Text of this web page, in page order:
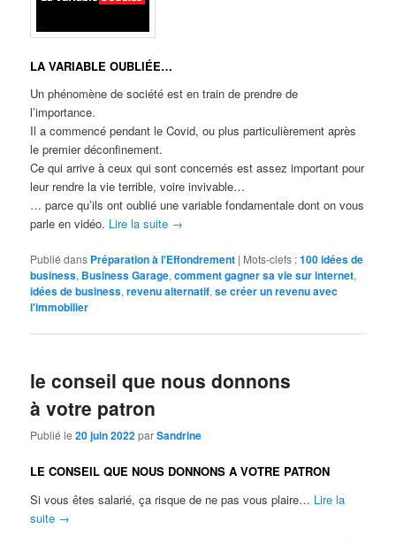
LA VARIABLE OUBLIÉE…
Un phénomène de société est en train de prendre de
l’importance.
Il a commencé pendant le Covid, ou plus particulièrement après
le premier déconfinement.
Ce qui arrive à ceux qui sont concernés est assez important pour
leur rendre la vie terrible, voire invivable…
… parce qu’ils ont oublié une variable fondamentale dont on vous
parle en vidéo. Lire la suite →
Publié dans Préparation à l'Effondrement | Mots-clefs :100 idées de
business, Business Garage,comment gagner sa vie sur internet,
idées de business,revenu alternatif,se créer un revenu avec
l'immobilier
le conseil que nous donnons
à votre patron
Publié le20 juin 2022parSandrine
LE CONSEIL QUE NOUS DONNONS A VOTRE PATRON
Si vous êtes salarié, ça risque de ne pas vous plaire… Lire la
suite →